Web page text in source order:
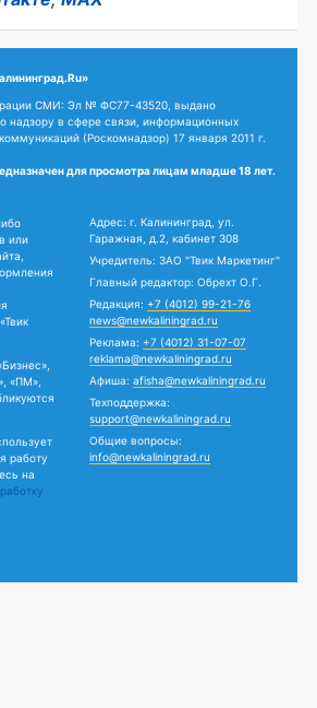
СМИ: Эл № ФС77-43520, выдано
надзору в сфере связи, информационных
(Роскомнадзор) 17 января 2011 г.
для просмотра лицам младше 18 лет.
или
«ПМ»,
работу
на
Адрес: г. Калининград, ул.
Гаражная, д.2, кабинет 308
Учредитель: ЗАО "Твик Маркетинг"
Главный редактор: Обрехт О.Г.
Редакция: +7 (4012) 99-21-76
news@newkaliningrad.ru
Реклама: +7 (4012) 31-07-07
reklama@newkaliningrad.ru
Афиша: afisha@newkaliningrad.ru
Техподдержка:
support@newkaliningrad.ru
Общие вопросы:
info@newkaliningrad.ru